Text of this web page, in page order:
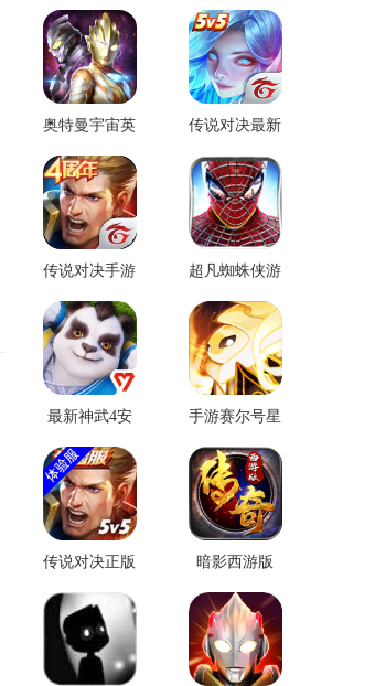
游戏 戏
奥特曼宇宙英
雄微信版
传说对决最新
版
传说对决手游
手游
超凡蜘蛛侠游
戏安卓版
最新神武4安
卓端
手游赛尔号星
球大战
传说对决正版 暗影西游版